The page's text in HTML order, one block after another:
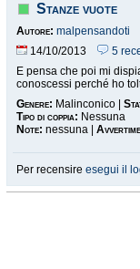
Stanze vuote
Autore: malpensandoti
14/10/2013
5
E pensa che poi mi
conoscessi perché ho
Genere: Malinconico |
Tipo di coppia: Nessuna
Note: nessuna |
Per recensire esegui il